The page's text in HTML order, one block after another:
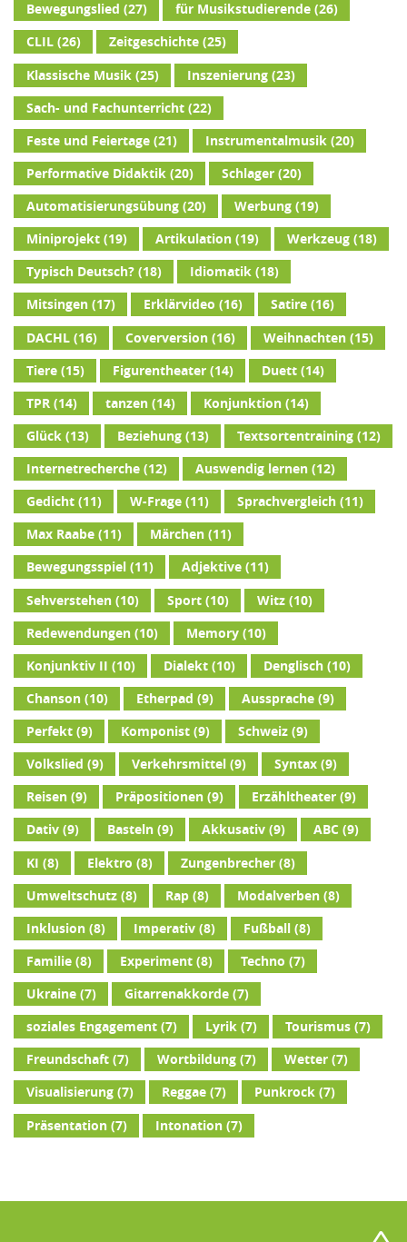
Bewegungslied (27) für Musikstudierende(26)
CLIL(26) Zeitgeschichte(25)
Klassische Musik(25) Inszenierung(23)
Sach- und Fachunterricht(22)
Feste und Feiertage(21) Instrumentalmusik(20)
Performative Didaktik(20) Schlager(20)
Automatisierungsübung(20) Werbung(19)
Miniprojekt(19) Artikulation(19) Werkzeug(18)
Typisch Deutsch?(18) Idiomatik(18)
Mitsingen(17) Erklärvideo (16) Satire(16)
DACHL(16) Coverversion(16) Weihnachten(15)
Tiere(15) Figurentheater(14) Duett(14)
TPR(14) tanzen(14) Konjunktion(14)
Glück(13) Beziehung(13) Textsortentraining(12)
Internetrecherche(12) Auswendig lernen(12)
Gedicht(11) W-Frage(11) Sprachvergleich(11)
Max Raabe(11) Märchen(11)
Bewegungsspiel (11) Adjektive(11)
Sehverstehen(10) Sport(10) Witz(10)
Redewendungen(10) Memory(10)
Konjunktiv II (10) Dialekt(10) Denglisch(10)
Chanson(10) Etherpad (9) Aussprache(9)
Perfekt(9) Komponist(9) Schweiz(9)
Volkslied (9) Verkehrsmittel(9) Syntax(9)
Reisen(9) Präpositionen(9) Erzähltheater(9)
Dativ(9) Basteln(9) Akkusativ(9) ABC (9)
KI (8) Elektro (8) Zungenbrecher(8)
Umweltschutz(8) Rap(8) Modalverben(8)
Inklusion(8) Imperativ(8) Fußball(8)
Familie(8) Experiment(8) Techno (7)
Ukraine(7) Gitarrenakkorde(7)
soziales Engagement(7) Lyrik(7) Tourismus(7)
Freundschaft(7) Wortbildung(7) Wetter(7)
Visualisierung(7) Reggae(7) Punkrock(7)
Präsentation(7) Intonation(7)